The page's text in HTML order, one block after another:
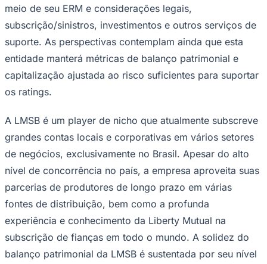
Sport
meio de seu ERM e considerações legais,
subscrição/sinistros, investimentos e outros serviços de
suporte. As perspectivas contemplam ainda que esta
entidade manterá métricas de balanço patrimonial e
capitalização ajustada ao risco suficientes para suportar
os ratings.
A LMSB é um player de nicho que atualmente subscreve
grandes contas locais e corporativas em vários setores
de negócios, exclusivamente no Brasil. Apesar do alto
nível de concorrência no país, a empresa aproveita suas
parcerias de produtores de longo prazo em várias
fontes de distribuição, bem como a profunda
experiência e conhecimento da Liberty Mutual na
subscrição de fianças em todo o mundo. A solidez do
balanço patrimonial da LMSB é sustentada por seu nível